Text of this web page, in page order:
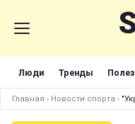
Люди Тренды
Главная › Новости спорта ›